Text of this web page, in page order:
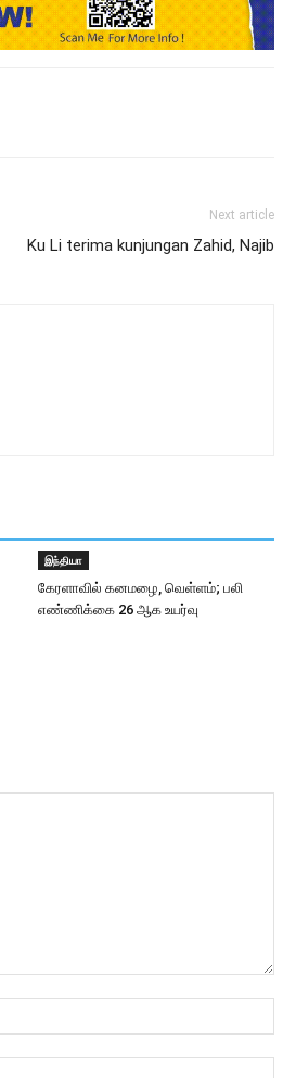
Next article
Ku Li terima kunjungan Zahid, Najib
இந்தியா
கேரளாவில் கனமழை, வெள்ளம்; பலி
எண்ணிக்கை 26 ஆக உயர்வு